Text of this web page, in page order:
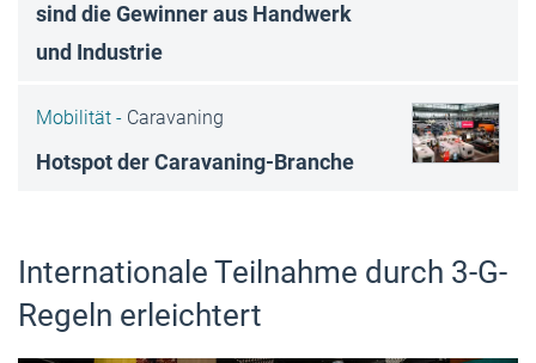
sind die Gewinner aus Handwerk
und Industrie
Mobilität - Caravaning
Hotspot der Caravaning-Branche
Internationale Teilnahme durch 3-G-
Regeln erleichtert